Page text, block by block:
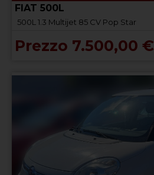
FIAT 500L
500L 1.3 Multijet 85 CV Pop Star
Prezzo 7.500,00 €